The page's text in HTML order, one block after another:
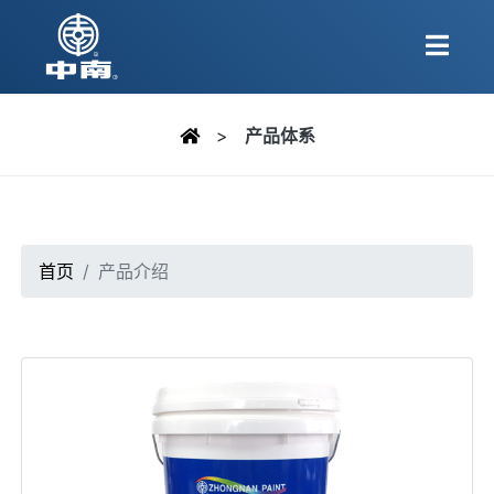
> 产品体系
首页 产品介绍